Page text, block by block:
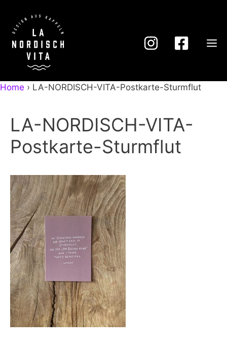
Inhalt
springen
Home › LA-NORDISCH-VITA-Postkarte-Sturmflut
LA-NORDISCH-VITA-
Postkarte-Sturmflut